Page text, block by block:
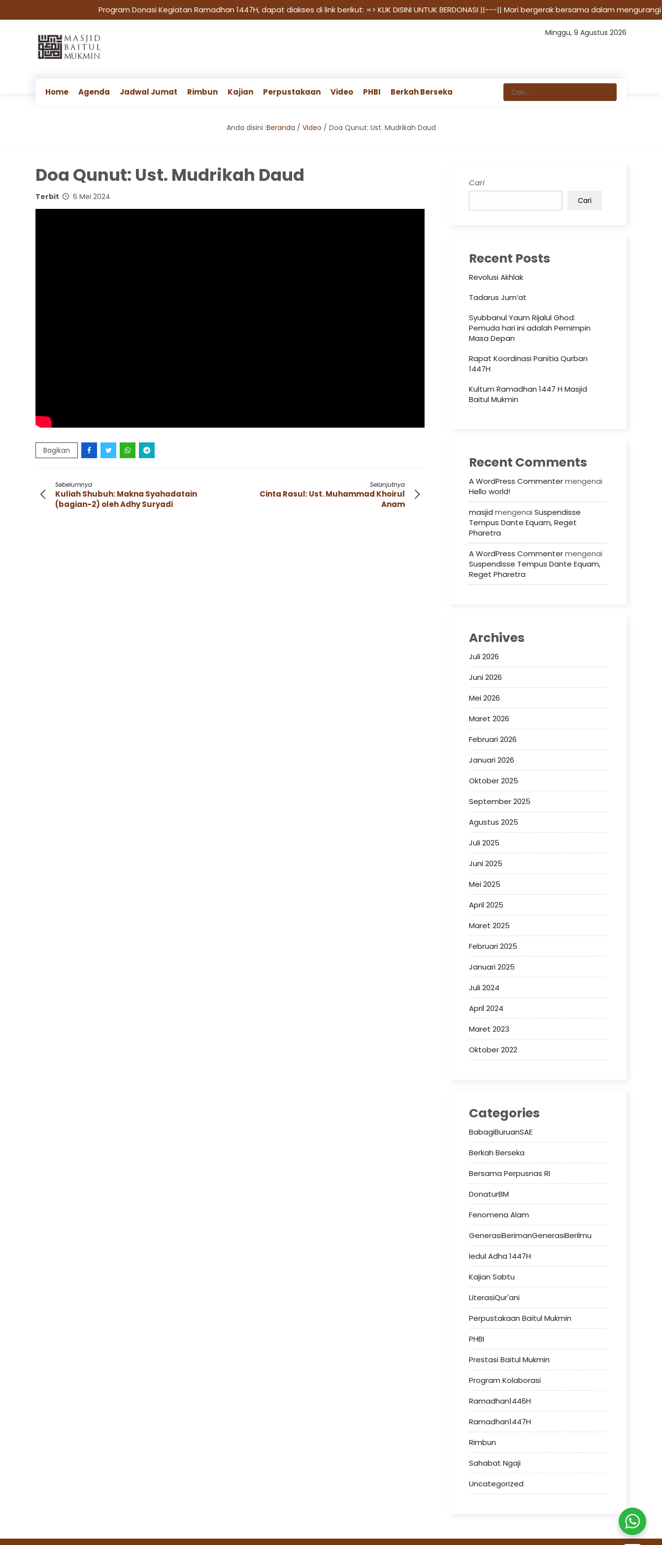
Program Donasi Kegiatan Ramadhan 1447H, dapat diakses di link berikut: => KLIK DISINI UNTUK BERDONASI ||---|| Mari bergerak bersama dalam mengurangi
Minggu, 9 Agustus 2026
Home Agenda Jadwal Jumat Rimbun Kajian Perpustakaan Video PHBI Berkah Berseka
Anda disini :Beranda / Video / Doa Qunut: Ust. Mudrikah Daud
Doa Qunut: Ust. Mudrikah Daud
Terbit 6 Mei 2024
Bagikan
Sebelumnya
Kuliah Shubuh: Makna Syahadatain
(bagian-2) oleh Adhy Suryadi
Selanjutnya
Cinta Rasul: Ust. Muhammad Khoirul
Anam
Cari
Cari
Recent Posts
Revolusi Akhlak
Tadarus Jum’at
Syubbanul Yaum Rijalul Ghod:
Pemuda hari ini adalah Pemimpin
Masa Depan
Rapat Koordinasi Panitia Qurban
1447H
Kultum Ramadhan 1447 H Masjid
Baitul Mukmin
Recent Comments
A WordPress Commentermengenai
Hello world!
masjid mengenai Suspendisse
Tempus Dante Equam, Reget
Pharetra
A WordPress Commentermengenai
Suspendisse Tempus Dante Equam,
Reget Pharetra
Archives
Juli 2026
Juni 2026
Mei 2026
Maret 2026
Februari 2026
Januari 2026
Oktober 2025
September 2025
Agustus 2025
Juli 2025
Juni 2025
Mei 2025
April 2025
Maret 2025
Februari 2025
Januari 2025
Juli 2024
April 2024
Maret 2023
Oktober 2022
Categories
BabagiBuruanSAE
Berkah Berseka
Bersama Perpusnas RI
DonaturBM
Fenomena Alam
GenerasiBerimanGenerasiBerilmu
Iedul Adha 1447H
Kajian Sabtu
LiterasiQur'ani
Perpustakaan Baitul Mukmin
PHBI
Prestasi Baitul Mukmin
Program Kolaborasi
Ramadhan1446H
Ramadhan1447H
Rimbun
Sahabat Ngaji
Uncategorized